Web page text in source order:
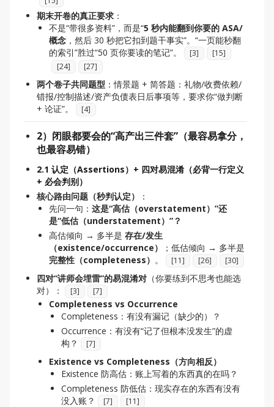
期末开卷的真正要求 ：
不是“带很多资料”，而是“5 秒内能翻到你要的 ASA/
概念 ，然后 30 秒把它扣到题干事实”。“一页能秒翻
的索引”胜过“50 页你要读的笔记”。
[3] [15]
[24] [27]
两个卷子共同题型 ：情景题 + 简答题：礼物/收费依赖/
错报/控制描述/资产负债表日后事项等，要求你“做判断
+ 论证”。
[4]
2）闭眼都要会的“高产出三件套”（最容易拿分，
也最容易错）
2.1 认定（Assertions）+ 四对易混淆（必背一行定义
+ 必会判别）
核心路由问题（秒判认定）
：
先问一句： 这是“高估（overstatement）”还
是“低估（understatement）”？
高估倾向 → 多半是 存在/发生
（existence/occurrence）
；低估倾向 → 多半是
完整性（completeness） 。 [11] [26] [30]
四对“讲师会埋雷”的易混淆对 （你要练到不思考也能选
对）：
[3] [7]
Completeness vs Occurrence
Completeness：有没有漏记（缺少的）？
Occurrence：有没有“记了但根本没发生”的虚
构？
[7]
Existence vs Completeness（方向相反）
Existence 防高估：账上写着的东西真的在吗？
Completeness 防低估：现实存在的东西有没有
没入账？
[7] [11]